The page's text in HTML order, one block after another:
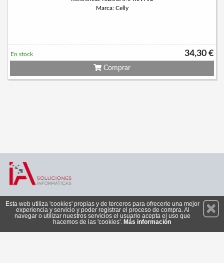
Marca: Celly
34,30 €
En stock
Comprar
Suscríbete
Esta web utiliza 'cookies' propias y de terceros para ofrecerle una mejor
experiencia y servicio y poder registrar el proceso de compra. Al
navegar o utilizar nuestros servicios el usuario acepta el uso que
hacemos de las 'cookies'. Más información